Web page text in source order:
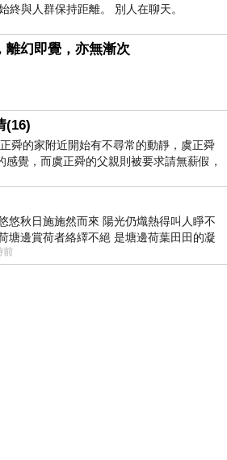
終與人群保持距離。 別人在聊天。
離幻即覺，亦無漸次
(16)
舜的家附近開始有不尋常的動靜，虞正舜
覺，而虞正舜的父親則被要求請無薪假，
悠秋日施施然而來 陽光仍熾熱得叫人睜不
塘邊賞荷者絡繹不絕 是塘邊荷葉田田的凝
飄逸的是映日荷花別樣紅
前